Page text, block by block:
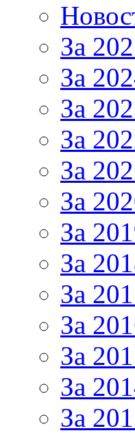
За
За
За
За
За
За
За
За
За
За
За
За
За